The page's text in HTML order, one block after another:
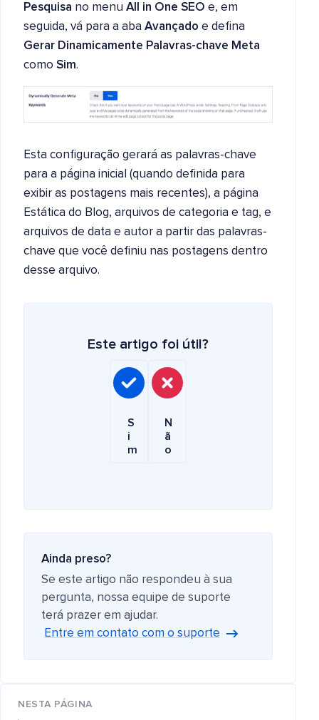
Pesquisa no menu All in One SEO e, em
seguida, vá para a aba Avançado e defina
Gerar Dinamicamente Palavras-chave Meta
como Sim.
Esta configuração gerará as palavras-chave
para a página inicial (quando definida para
exibir as postagens mais recentes), a página
Estática do Blog, arquivos de categoria e tag, e
arquivos de data e autor a partir das palavras-
chave que você definiu nas postagens dentro
desse arquivo.
Este artigo foi útil?
S
i
m
N
ã
o
Ainda preso?
Se este artigo não respondeu à sua
pergunta, nossa equipe de suporte
terá prazer em ajudar.
Entre em contato com o suporte
NESTA PÁGINA